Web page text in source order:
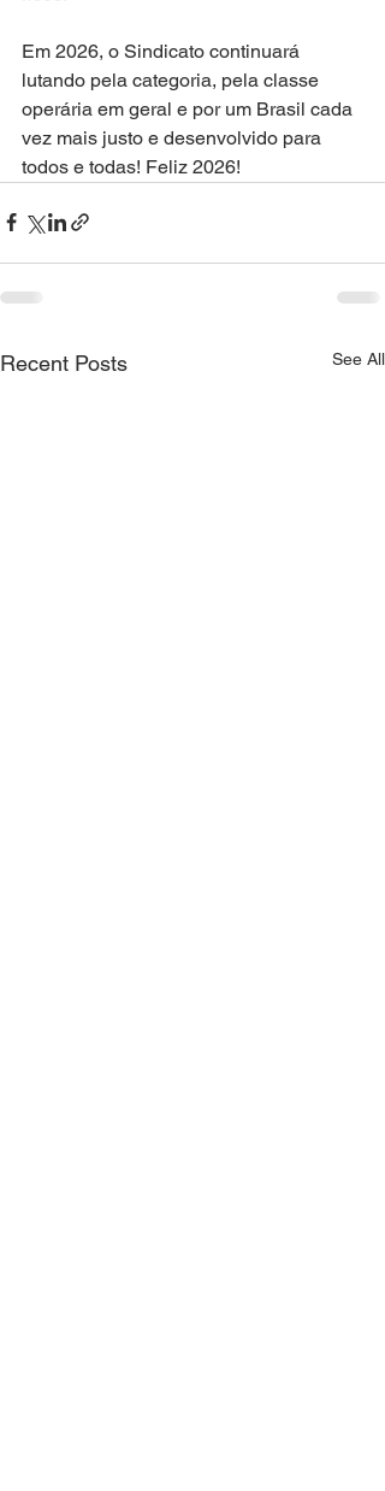
Em 2026, o Sindicato continuará
lutando pela categoria, pela classe
operária em geral e por um Brasil cada
vez mais justo e desenvolvido para
todos e todas! Feliz 2026!
Recent Posts See All